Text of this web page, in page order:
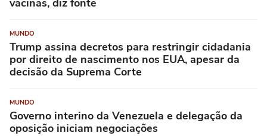
vacinas, diz fonte
MUNDO
Trump assina decretos para restringir cidadania
por direito de nascimento nos EUA, apesar da
decisão da Suprema Corte
MUNDO
Governo interino da Venezuela e delegação da
oposição iniciam negociações